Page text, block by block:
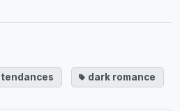
tendances dark romance